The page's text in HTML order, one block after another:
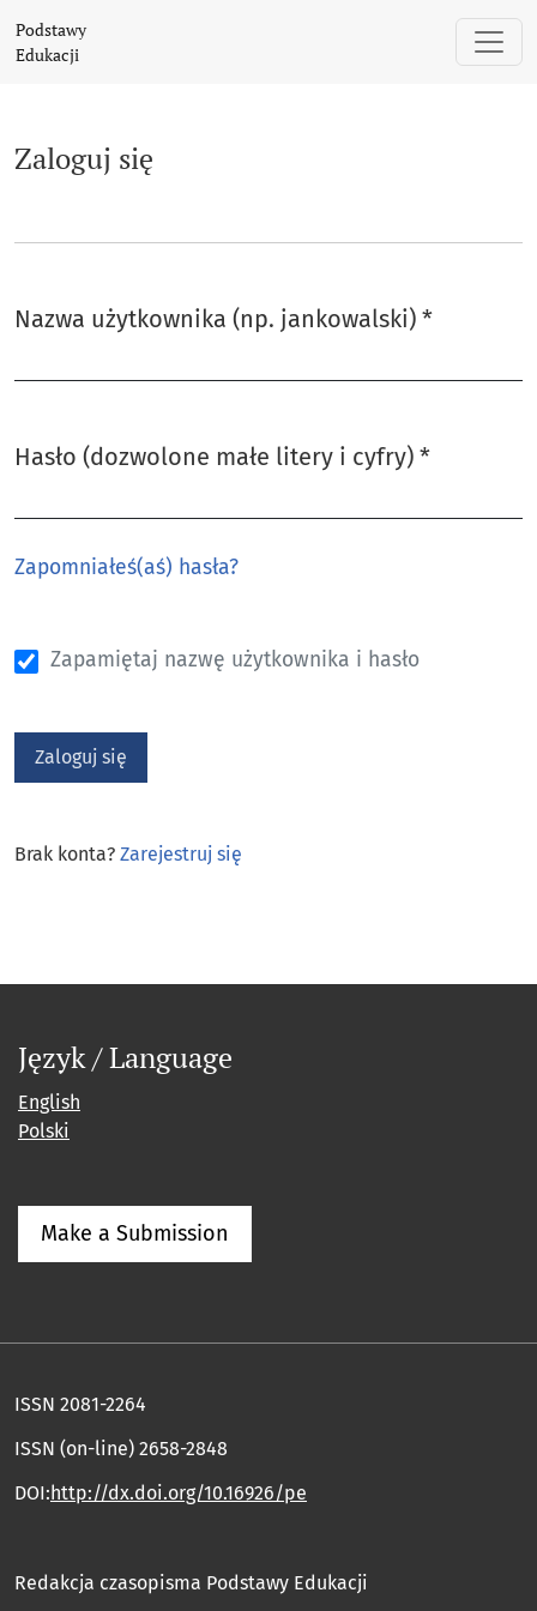
Zaloguj się
Podstawy
Edukacji
Zaloguj się
Nazwa użytkownika (np. jankowalski) *
Hasło (dozwolone małe litery i cyfry) *
Zapomniałeś(aś) hasła?
Zapamiętaj nazwę użytkownika i hasło
Zaloguj się
Brak konta? Zarejestruj się
Język / Language
English
Polski
Make a Submission
ISSN 2081-2264
ISSN (on-line) 2658-2848
DOI: http://dx.doi.org/10.16926/pe
Redakcja czasopisma Podstawy Edukacji